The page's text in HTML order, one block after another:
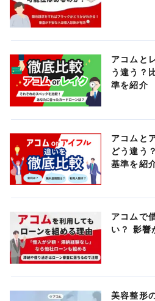
アコムと
う違う？
準を紹介
アコムと
どう違う
基準を紹
アコムで
い？ 影響
美容整形